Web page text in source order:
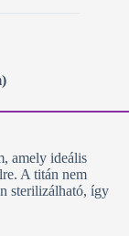
amely ideális
A titán nem
sterilizálható, így